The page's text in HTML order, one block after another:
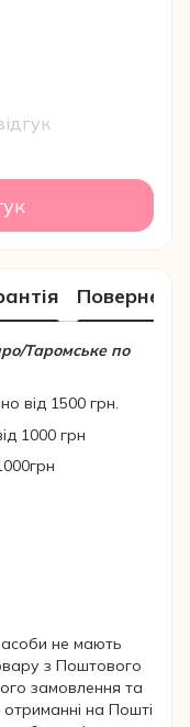
Таромське по
від 1500 грн.
1000 грн
не мають
з Поштового
замовлення та
на Пошті